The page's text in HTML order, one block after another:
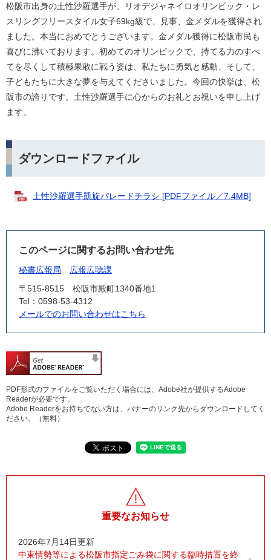
松阪市出身の土性沙羅選手が、リオデジャネイロオリンピック・レ
スリングフリースタイル女子69kg級で、見事、金メダルを獲得され
ました。本当におめでとうございます。金メダル獲得に松阪市民も
喜びに沸いております。初めてのオリンピックで、持てる力のすべ
てを尽くして積極果敢に戦う姿は、私たちに勇気と感動、そして、
子どもたちに大きな夢を与えてくださいました。今回の快挙は、松
阪市の誇りです。土性沙羅選手に心からのお礼とお祝いを申し上げ
ます。
ダウンロードファイル
土性沙羅選手凱旋パレードチラシ [PDFファイル／7.4MB]
このページに関するお問い合わせ先
秘書広報局
広報広聴課
〒515-8515
松阪市殿町1340番地1
Tel：0598-53-4312
メールでのお問い合わせはこちら
PDF形式のファイルをご覧いただく場合には、Adobe社が提供するAdobe
Readerが必要です。
Adobe Readerをお持ちでない方は、バナーのリンク先からダウンロードしてく
ださい。（無料）
重要なお知らせ
2026年7月14日更新
中東情勢等による松阪市指定ごみ袋に関する臨時措置を終